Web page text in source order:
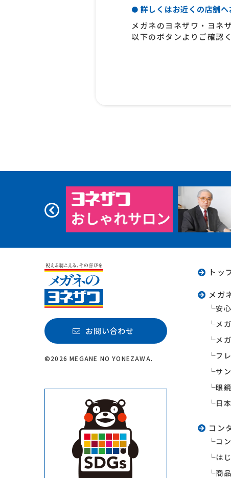
● 詳しくはお近くの店舗
メガネのヨネザワ・ヨネ
以下のボタンよりご確認
お問い合わせ
©2026 MEGANE NO YONEZAWA.
トッ
メガ
安
メ
メ
フ
サ
眼
日
コン
コ
は
商